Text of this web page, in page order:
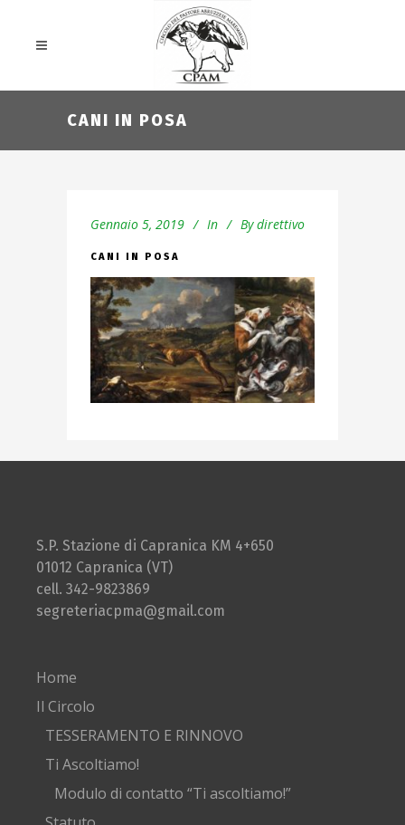
CANI IN POSA
Gennaio 5, 2019 In By direttivo
CANI IN POSA
S.P. Stazione di Capranica KM 4+650
01012 Capranica (VT)
cell. 342-9823869
segreteriacpma@gmail.com
Home
Il Circolo
TESSERAMENTO E RINNOVO
Ti Ascoltiamo!
Modulo di contatto “Ti ascoltiamo!”